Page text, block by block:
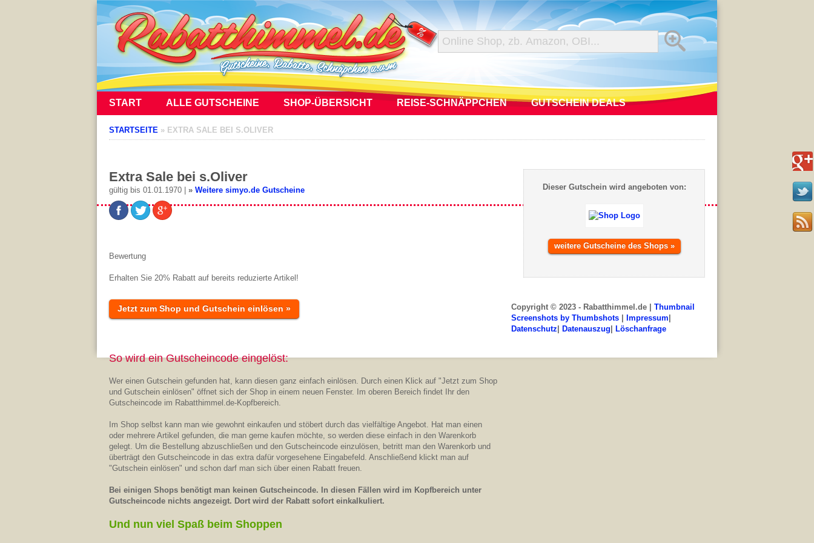
START ALLE GUTSCHEINE SHOP-ÜBERSICHT REISE-SCHNÄPPCHEN GUTSCHEIN DEALS
STARTSEITE » EXTRA SALE BEI S.OLIVER
Extra Sale bei s.Oliver
gültig bis 01.01.1970 | » Weitere simyo.de Gutscheine
Bewertung
Erhalten Sie 20% Rabatt auf bereits reduzierte Artikel!
Jetzt zum Shop und Gutschein einlösen »
So wird ein Gutscheincode eingelöst:
Wer einen Gutschein gefunden hat, kann diesen ganz einfach einlösen. Durch einen Klick auf "Jetzt zum Shop
und Gutschein einlösen" öffnet sich der Shop in einem neuen Fenster. Im oberen Bereich findet Ihr den
Gutscheincode im Rabatthimmel.de-Kopfbereich.
Im Shop selbst kann man wie gewohnt einkaufen und stöbert durch das vielfältige Angebot. Hat man einen
oder mehrere Artikel gefunden, die man gerne kaufen möchte, so werden diese einfach in den Warenkorb
gelegt. Um die Bestellung abzuschließen und den Gutscheincode einzulösen, betritt man den Warenkorb und
überträgt den Gutscheincode in das extra dafür vorgesehene Eingabefeld. Anschließend klickt man auf
"Gutschein einlösen" und schon darf man sich über einen Rabatt freuen.
Bei einigen Shops benötigt man keinen Gutscheincode. In diesen Fällen wird im Kopfbereich unter
Gutscheincode nichts angezeigt. Dort wird der Rabatt sofort einkalkuliert.
Und nun viel Spaß beim Shoppen
Dieser Gutschein wird angeboten von:
weitere Gutscheine des Shops »
Copyright © 2023 - Rabatthimmel.de | Thumbnail
Screenshots by Thumbshots
Impressum
Datenschutz
Datenauszug Löschanfrage